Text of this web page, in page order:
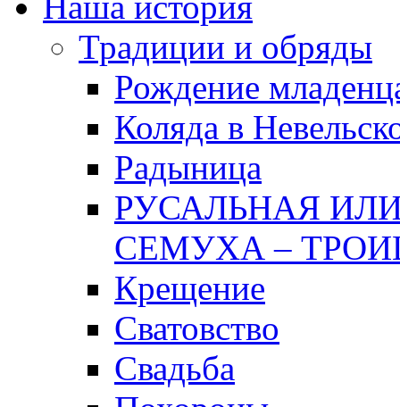
Традиции и обряды
Рождение
Коляда в
Радыница
РУСАЛЬНАЯ
СЕМУХА –
Крещение
Сватовство
Свадьба